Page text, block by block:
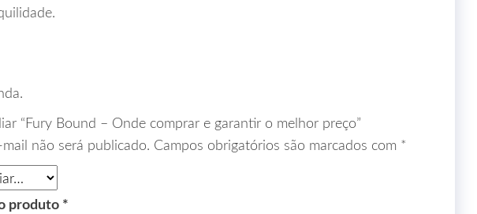
“Fury Bound – Onde comprar e garantir o melhor preço”
não será publicado. Campos obrigatórios são marcados com *
produto *